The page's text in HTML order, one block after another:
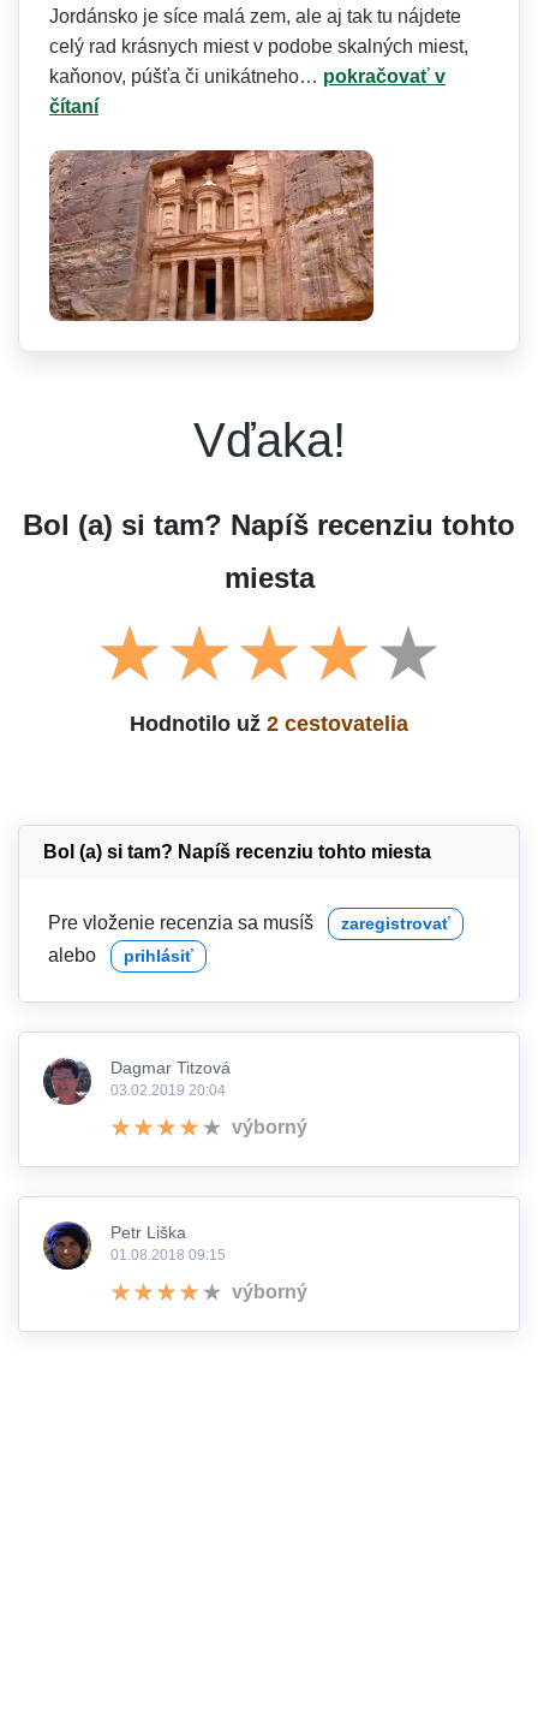
Jordánsko je síce malá zem, ale aj tak tu nájdete
celý rad krásnych miest v podobe skalných miest,
kaňonov, púšťa či unikátneho… pokračovať v
čítaní
Vďaka!
Bol (a) si tam? Napíš recenziu tohto
miesta
Hodnotilo už 2 cestovatelia
Bol (a) si tam? Napíš recenziu tohto miesta
Pre vloženie recenzia sa musíš zaregistrovať
alebo prihlásiť
Dagmar Titzová
03.02.2019 20:04
výborný
Petr Liška
01.08.2018 09:15
výborný